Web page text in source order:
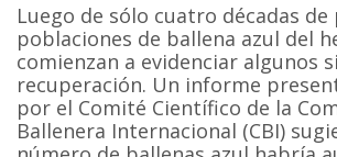
Luego de sólo cuatro décadas
poblaciones de ballena azul del
comienzan a evidenciar algunos
recuperación. Un informe
por el Comité Científico de la
Ballenera Internacional (CBI)